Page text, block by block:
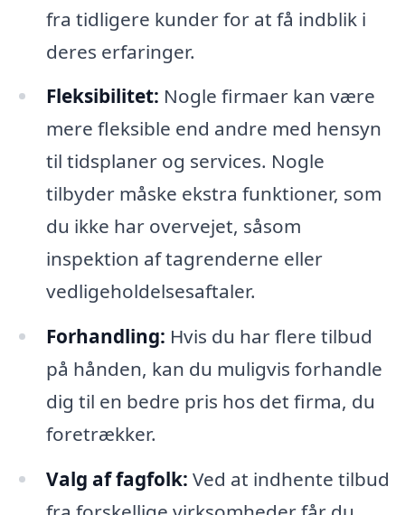
fra tidligere kunder for at få indblik i
deres erfaringer.
Fleksibilitet: Nogle firmaer kan være
mere fleksible end andre med hensyn
til tidsplaner og services. Nogle
tilbyder måske ekstra funktioner, som
du ikke har overvejet, såsom
inspektion af tagrenderne eller
vedligeholdelsesaftaler.
Forhandling: Hvis du har flere tilbud
på hånden, kan du muligvis forhandle
dig til en bedre pris hos det firma, du
foretrækker.
Valg af fagfolk: Ved at indhente tilbud